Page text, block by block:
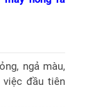
ngả màu,
đầu tiên